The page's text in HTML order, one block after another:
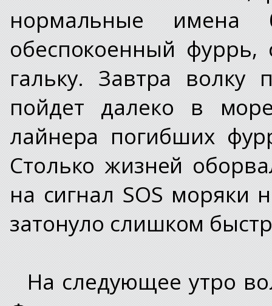
нормальные имена
обеспокоенный
гальку. Завтра волку
пойдет далеко в
лайнера погибших
Столько жизней
на сигнал SOS моряки
затонуло слишком
На следующее утро